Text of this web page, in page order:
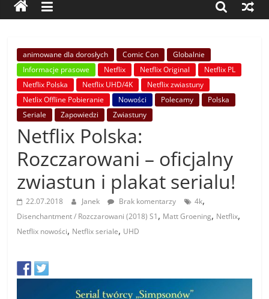
animowane dla dorosłych Comic Con
Globalnie
Informacje prasowe
Netflix Netflix Original
Netflix PL
Netflix Polska
Netflix UHD/4K
Netflix zwiastuny
Netlix Offline Pobieranie
Nowości Polecamy
Polska
Seriale
Zapowiedzi Zwiastuny
Netflix Polska:
Rozczarowani – oficjalny
zwiastun i plakat serialu!
22.07.2018 Janek Brak komentarzy 4k,
Disenchantment / Rozczarowani (2018) S1, Matt Groening, Netflix,
Netflix nowości, Netflix seriale, UHD